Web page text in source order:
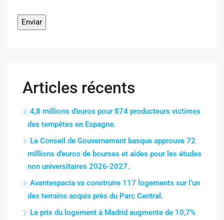
Articles récents
4,8 millions d’euros pour 874 producteurs victimes
des tempêtes en Espagne.
Le Conseil de Gouvernement basque approuve 72
millions d’euros de bourses et aides pour les études
non universitaires 2026-2027.
Avantespacia va construire 117 logements sur l’un
des terrains acquis près du Parc Central.
Le prix du logement à Madrid augmente de 10,7%